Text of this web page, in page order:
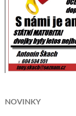
NOVINKY